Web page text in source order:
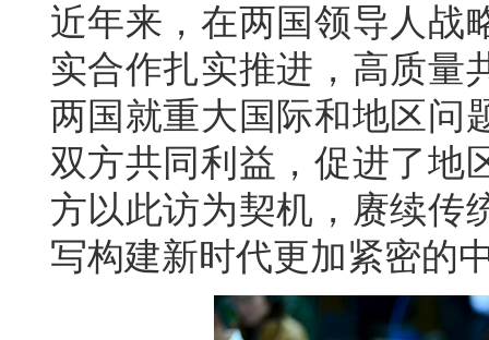
近年来，在两国领导人战
实合作扎实推进，高质量
两国就重大国际和地区问
双方共同利益，促进了地
方以此访为契机，赓续传
写构建新时代更加紧密的